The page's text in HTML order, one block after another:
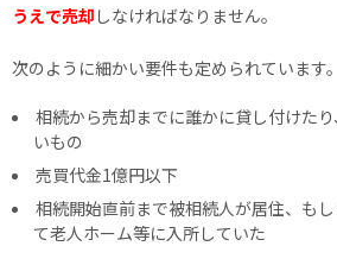
うえで売却 しなければなりません。
次のように細かい要件も定められています。
相続から売却までに誰かに貸し付けた
いもの
売買代金1億円以下
相続開始直前まで被相続人が居住、も
て老人ホーム等に入所していた